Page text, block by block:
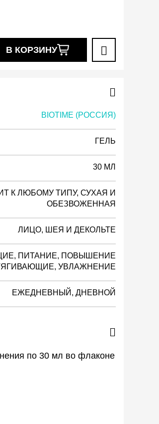
В КОРЗИНУ
BIOTIME (РОССИЯ)
ГЕЛЬ
30 МЛ
К ЛЮБОМУ ТИПУ, СУХАЯ И
ОБЕЗВОЖЕННАЯ
ЛИЦО, ШЕЯ И ДЕКОЛЬТЕ
ПИТАНИЕ, ПОВЫШЕНИЕ
УВЛАЖНЕНИЕ
ЕЖЕДНЕВНЫЙ, ДНЕВНОЙ
по 30 мл во флаконе